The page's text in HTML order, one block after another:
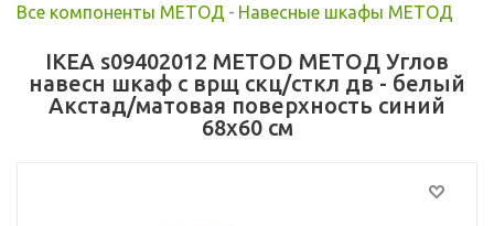
Все компоненты МЕТОД - Навесные шкафы МЕТОД
IKEA s09402012 METOD МЕТОД Углов
навесн шкаф с врщ скц/сткл дв - белый
Акстад/матовая поверхность синий
68x60 см